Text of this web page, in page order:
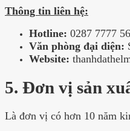
Thông tin liên hệ:
Hotline: 0287 7777
Văn phòng đại diện:
Website:
5. Đơn vị sản
Là đơn vị có hơn 10 năm